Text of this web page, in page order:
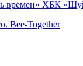
времен» ХБК
Bee-Together